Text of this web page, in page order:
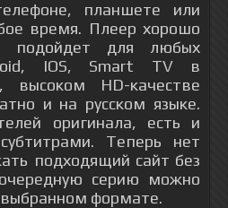
планшете или
время. Плеер хорошо
подойдет для любых
IOS, Smart TV в
высоком HD-качестве
и на русском языке.
оригинала, есть и
Теперь нет
подходящий сайт без
серию можно
формате.